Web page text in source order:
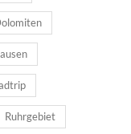
Ruhrgebiet